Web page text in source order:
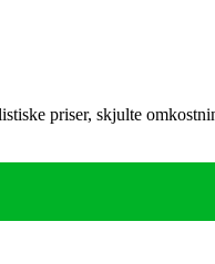
priser, skjulte